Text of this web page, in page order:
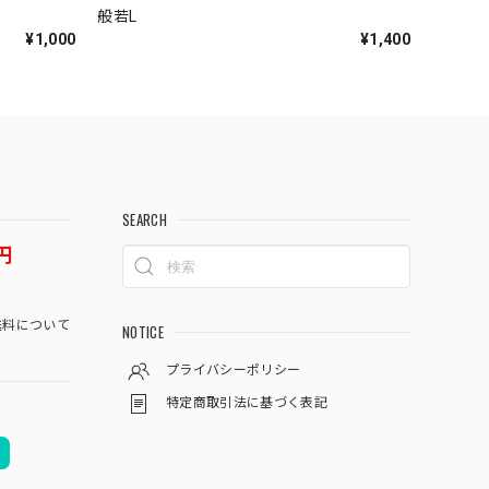
¥1,000
般若L
¥1,400
について
SEARCH
NOTICE
プライバシーポリシー
特定商取引法に基づく表記